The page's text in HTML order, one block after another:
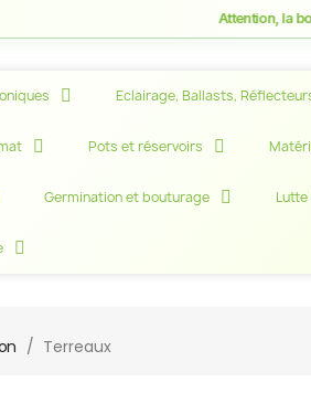
Attention, la
Eclairage, Ballasts,
Pots et réservoirs
Germination et bouturage
Terreaux